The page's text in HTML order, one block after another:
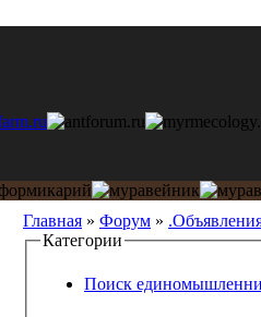
Главная » Форум »
Категории
Поиск